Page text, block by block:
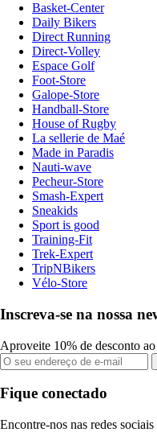
Basket-Center
Daily Bikers
Direct Running
Direct-Volley
Espace Golf
Foot-Store
Galope-Store
Handball-Store
House of Rugby
La sellerie de Maé
Made in Paradis
Nauti-wave
Pecheur-Store
Smash-Expert
Sneakids
Sport is good
Training-Fit
Trek-Expert
TripNBikers
Vélo-Store
Inscreva-se na nossa
Aproveite 10% de desconto
Fique conectado
Encontre-nos nas redes sociais